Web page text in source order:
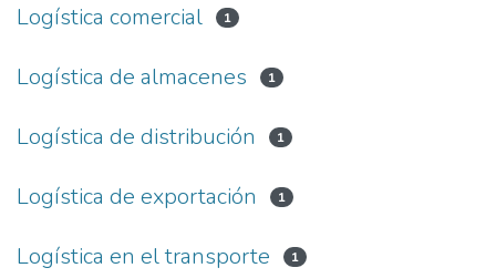
Logística comercial 1
Logística de almacenes 1
Logística de distribución 1
Logística de exportación 1
Logística en el transporte 1